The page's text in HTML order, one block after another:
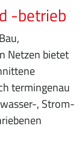
-betrieb
Netzen bietet
termingenau
, Strom-